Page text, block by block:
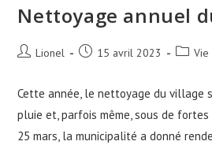
Nettoyage annuel
Auteur/autrice
publication :
Lionel
Publication
15 avril 2023
PostVie
Cette année, le nettoyage du village
pluie et, parfois même, sous de fortes
25 mars, la municipalité a donné